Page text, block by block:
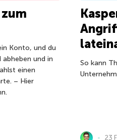
Konto, und du
und in
einen
– Hier
So kann
23